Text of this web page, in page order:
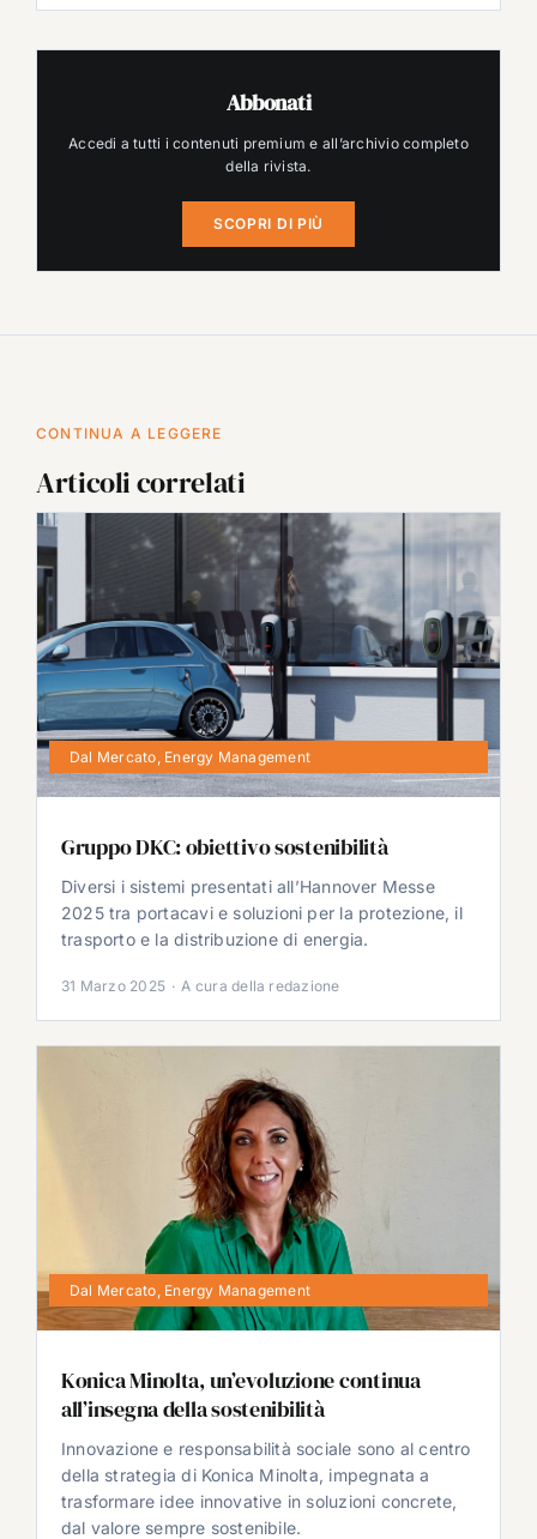
Abbonati
Accedi a tutti i contenuti premium e all’archivio completo
della rivista.
SCOPRI DI PIÙ
CONTINUA A LEGGERE
Articoli correlati
Dal Mercato Energy Management
Gruppo DKC: obiettivo sostenibilità
Diversi i sistemi presentati all’Hannover Messe
2025 tra portacavi e soluzioni per la protezione, il
trasporto e la distribuzione di energia.
31 Marzo 2025 · A cura della redazione
Dal Mercato Energy Management
Konica Minolta, un’evoluzione continua
all’insegna della sostenibilità
Innovazione e responsabilità sociale sono al centro
della strategia di Konica Minolta, impegnata a
trasformare idee innovative in soluzioni concrete,
dal valore sempre sostenibile.